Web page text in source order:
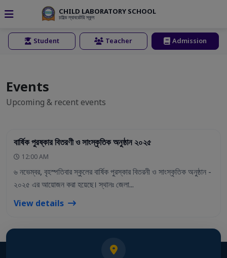
CHILD LABORATORY SCHOOL
চাইল্ড ল্যাবরেটরি স্কুল
Student Teacher Admission
Events
Upcoming & recent events
বার্ষিক পুরষ্কার বিতরণী ও সাংস্কৃতিক অনুষ্ঠান ২০২৫
12:00 AM
৬ নভেম্বর, বৃহস্পতিবার স্কুলের বার্ষিক পুরস্কার বিতরনী ও সাংস্কৃতিক অনুষ্ঠান -
২০২৫ এর আয়োজন করা হয়েছে। স্থানঃ জেলা...
View details